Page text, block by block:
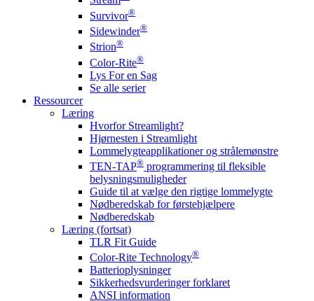
Survivor®
Sidewinder®
Strion®
Color-Rite®
Lys For en Sag
Se alle serier
Ressourcer
Læring
Hvorfor Streamlight?
Hjørnesten i Streamlight
Lommelygteapplikationer og strålemønstre
TEN-TAP® programmering til fleksible
belysningsmuligheder
Guide til at vælge den rigtige lommelygte
Nødberedskab for førstehjælpere
Nødberedskab
Læring (fortsat)
TLR Fit Guide
Color-Rite Technology®
Batterioplysninger
Sikkerhedsvurderinger forklaret
ANSI information